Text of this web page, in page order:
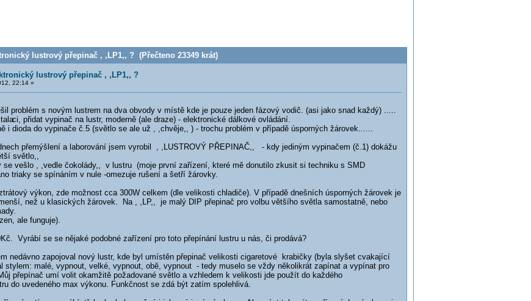
lustrový přepinač , ,LP1,, ? (Přečteno 23349 krát)
lustrový přepinač , ,LP1,, ?
22:14 »
problém s novým lustrem na dva obvody v místě kde je pouze jeden fázový vodič. (asi jako snad každý) .....
ci, přidat vypinač na lustr, moderně (ale draze) - elektronické dálkové ovládání.
i dioda do vypinače č.5 (světlo se ale už , ,chvěje,, ) - trochu problém v případě úsporných žárovek......
přemýšlení a laborování jsem vyrobil , ,LUSTROVÝ PŘEPINAČ,, - kdy jediným vypinačem (č.1) dokážu
světlo,,
se vešlo , ,vedle čokolády,, v lustru (moje první zařízení, které mě donutilo zkusit si techniku s SMD
triaky se spínáním v nule -omezuje rušení a šetří žárovky.
výkon, zde možnost cca 300W celkem (dle velikosti chladiče). V případě dnešních úsporných žárovek je
než u klasických žárovek. Na , ,LP,, je malý DIP přepinač pro volbu většího světla samostatně, nebo
ale funguje).
Vyrábí se se nějaké podobné zařízení pro toto přepínání lustru u nás, či prodává?
nedávno zapojoval nový lustr, kde byl umístěn přepinač velikosti cigaretové krabičky (byla slyšet cvakající
stylem: malé, vypnout, velké, vypnout, obě, vypnout - tedy muselo se vždy několikrát zapínat a vypínat pro
přepínač umí volit okamžitě požadované světlo a vzhledem k velikosti jde použít do každého
do uvedeného max výkonu. Funkčnost se zdá být zatím spolehlivá.